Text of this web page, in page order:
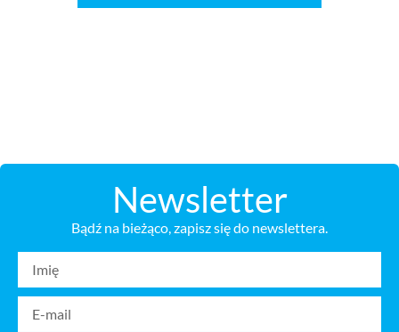
Newsletter
Bądź na bieżąco, zapisz się do newslettera.